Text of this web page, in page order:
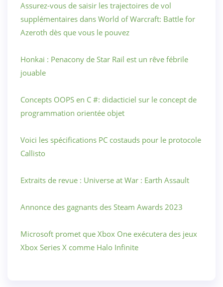
Assurez-vous de saisir les trajectoires de vol
supplémentaires dans World of Warcraft: Battle for
Azeroth dès que vous le pouvez
Honkai : Penacony de Star Rail est un rêve fébrile
jouable
Concepts OOPS en C #: didacticiel sur le concept de
programmation orientée objet
Voici les spécifications PC costauds pour le protocole
Callisto
Extraits de revue : Universe at War : Earth Assault
Annonce des gagnants des Steam Awards 2023
Microsoft promet que Xbox One exécutera des jeux
Xbox Series X comme Halo Infinite